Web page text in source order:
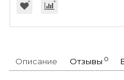
Описание Отзывы 0